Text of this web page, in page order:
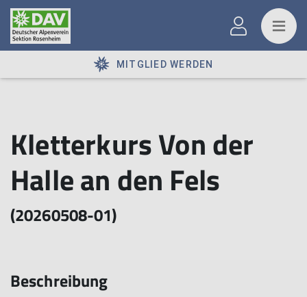
MITGLIED WERDEN
Kletterkurs Von der
Halle an den Fels
(20260508-01)
Beschreibung